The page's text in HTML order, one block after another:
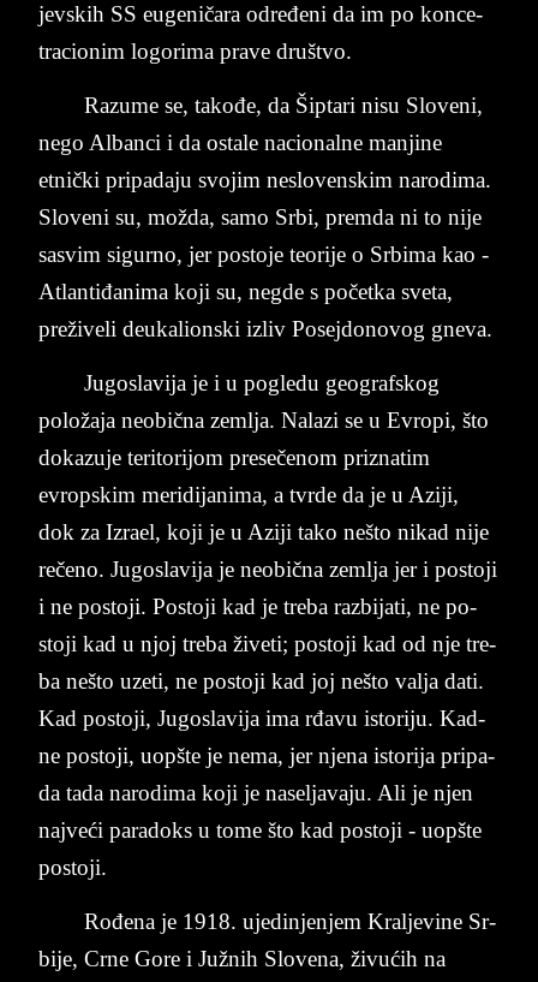
jev­skih SS eu­geničara određeni da im po kon­ce­
tra­ci­o­nim lo­go­ri­ma pra­ve dru­š­tvo.
Raz­u­me se, takođe, da Šip­ta­ri nisu Slo­ve­ni,
nego Al­ban­ci i da osta­le na­ci­o­nal­ne man­ji­ne
etnički pri­pa­daju svo­jim ne­slo­ven­skim na­ro­di­ma.
Slo­ve­ni su, možda, samo Srbi, prem­da ni to nije
sa­svim si­gur­no, jer po­sto­je te­o­ri­je o Sr­bi­ma ka­o ­
A­tlan­tiđani­ma koji su, ne­gde s početka sve­ta,
prežive­li de­u­ka­li­on­ski iz­liv Po­se­jdo­no­vog gne­va.
Ju­go­sla­vi­ja je i u po­gle­du ge­o­graf­skog
položaja ne­o­bična ze­ml­ja. Na­la­zi se u Evro­pi, što
do­ka­zu­je te­ri­to­ri­jom pre­sečenom pri­zna­tim
evropskim me­ri­di­ja­ni­ma, a tvr­de­ da­ je­ u­ A­zi­ji,
dok ­za Izra­el, ko­ji ­je ­u ­A­zi­ji tako nešto ni­kad nije
rečeno. Ju­go­sla­vi­ja je ne­o­bična zem­lja jer i po­sto­ji
i ne po­sto­ji. Po­sto­ji kad je tre­ba raz­bi­ja­ti, ne po­
sto­ji kad u njoj tre­ba žive­ti; po­sto­ji kad od nje tre­
ba nešto uze­ti, ne po­sto­ji kad joj ne­što val­ja dati.
Kad ­po­sto­ji, Ju­go­sla­vi­ja ­i­ma rđavu i­sto­ri­ju. Kad­
ne ­po­sto­ji, uo­pš­te­ je ­ne­ma, jer nje­na isto­ri­ja pri­pa­
da tada na­ro­di­ma koji je na­sel­ja­va­ju. Ali je njen
naj­veći pa­ra­doks u tome što kad po­sto­ji - uop­šte
po­sto­ji.
Rođena je 1918. uje­din­jen­jem Kral­je­vi­ne Sr­
bi­je, Crne Gore i Južnih Slo­ve­na, živućih na